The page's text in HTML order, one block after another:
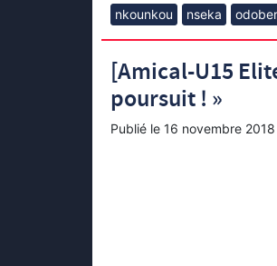
nkounkou
nseka
[Amical-U15
poursuit ! »
Publié le 16 novembre 2018